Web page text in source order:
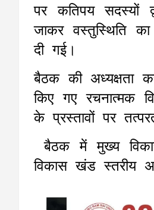
पर कतिपय सदस्यों
जाकर वस्तुस्थिति
दी गई।
बैठक की अध्यक्षता
किए गए रचनात्मक
के प्रस्तावों पर
बैठक में मुख्य
विकास खंड स्तरीय